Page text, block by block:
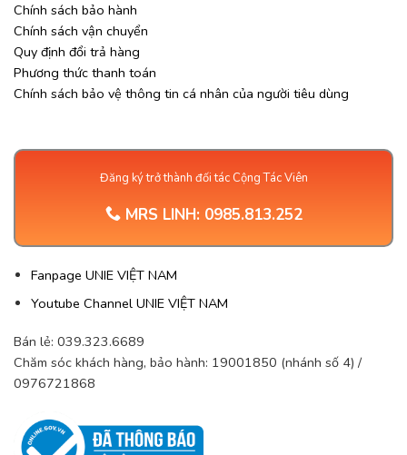
Chính sách bảo hành
Chính sách vận chuyển
Quy định đổi trả hàng
Phương thức thanh toán
Chính sách bảo vệ thông tin cá nhân của người tiêu dùng
Đăng ký trở thành đối tác Cộng Tác Viên
MRS LINH: 0985.813.252
Fanpage UNIE VIỆT NAM
Youtube Channel UNIE VIỆT NAM
Bán lẻ: 039.323.6689
Chăm sóc khách hàng, bảo hành: 19001850 (nhánh số 4) /
0976721868